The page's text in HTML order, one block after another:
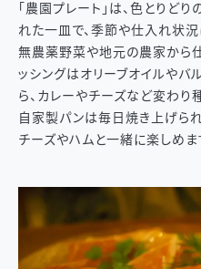
「農園プレート」は、色とりど
れた一皿で、季節や仕入れ状況
無農薬野菜や地元の農家から
ッシングはオリーブオイルやバ
ら、カレーやチーズなど変わり
自家製パンは毎日焼き上げら
チーズやハムと一緒に楽しめま